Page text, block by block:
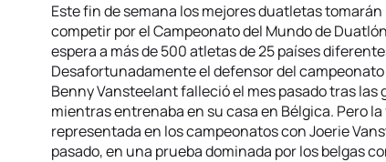
Este fin de semana los mejores duatletas
competir por el Campeonato del Mundo de
espera a más de 500 atletas de 25 países
Desafortunadamente el defensor del
Benny Vansteelant falleció el mes pasado tras
mientras entrenaba en su casa en Bélgica. Pero
representada en los campeonatos con Joerie
pasado, en una prueba dominada por los belgas